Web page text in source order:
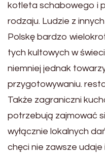
kotleta schabowego i
rodzaju. Ludzie z
Polskę bardzo
tych kultowych w
niemniej jednak
przygotowywaniu.
Także zagraniczni
potrzebują zajmować
wyłącznie lokalnych
chęci nie zawsze